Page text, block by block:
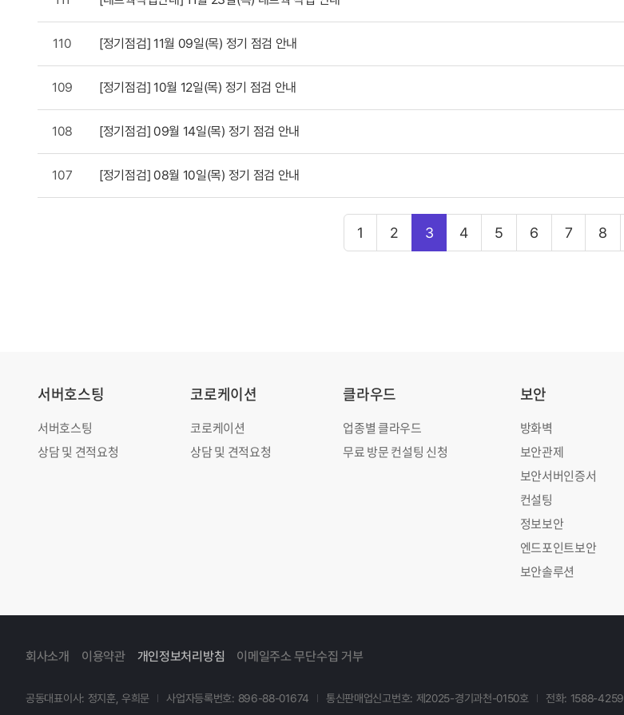
110 [정기점검] 11월 09일(목) 정기 점검 안내
109 [정기점검] 10월 12일(목) 정기 점검 안내
108 [정기점검] 09월 14일(목) 정기 점검 안내
107 [정기점검] 08월 10일(목) 정기 점검 안내
1 2 3 4 5 6 7 8
서버호스팅
서버호스팅
상담 및 견적요청
코로케이션
코로케이션
상담 및 견적요청
클라우드
업종별 클라우드
무료 방문 컨설팅 신청
보안
방화벽
보안관제
보안서버인증서
컨설팅
정보보안
엔드포인트보안
보안솔루션
회사소개 이용약관 개인정보처리방침 이메일주소 무단수집 거부
공동대표이사: 정지훈, 우희문 사업자등록번호: 896-88-01674 통신판매업신고번호: 제2025-경기과천-0150호 전화: 1588-4259